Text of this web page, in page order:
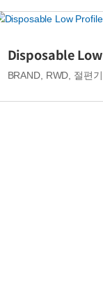
Disposable
BRAND, RWD 절편기